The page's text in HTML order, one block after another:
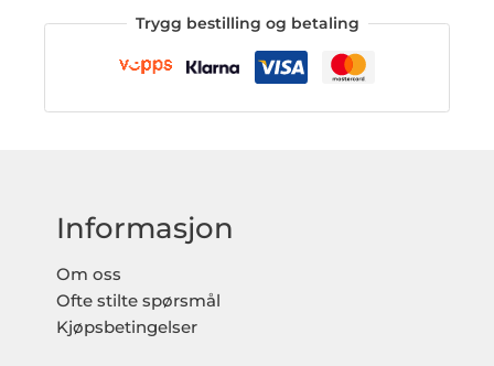
Trygg bestilling og betaling
Informasjon
Om oss
Ofte stilte spørsmål
Kjøpsbetingelser